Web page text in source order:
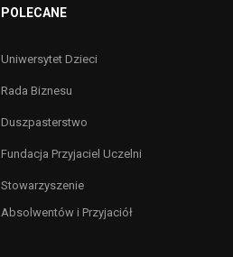
POLECANE
Uniwersytet Dzieci
Rada Biznesu
Duszpasterstwo
Fundacja Przyjaciel Uczelni
Stowarzyszenie
Absolwentów i Przyjaciół